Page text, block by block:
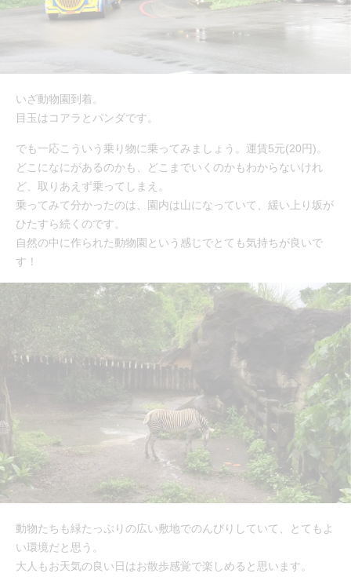
いざ動物園到着。
目玉はコアラとパンダです。
でも一応こういう乗り物に乗ってみましょう。運賃5元(20円)。
どこになにがあるのかも、どこまでいくのかもわからないけれ
ど、取りあえず乗ってしまえ。
乗ってみて分かったのは、園内は山になっていて、緩い上り坂が
ひたすら続くのです。
自然の中に作られた動物園という感じでとても気持ちが良いで
す！
動物たちも緑たっぷりの広い敷地でのんびりしていて、とてもよ
い環境だと思う。
大人もお天気の良い日はお散歩感覚で楽しめると思います。